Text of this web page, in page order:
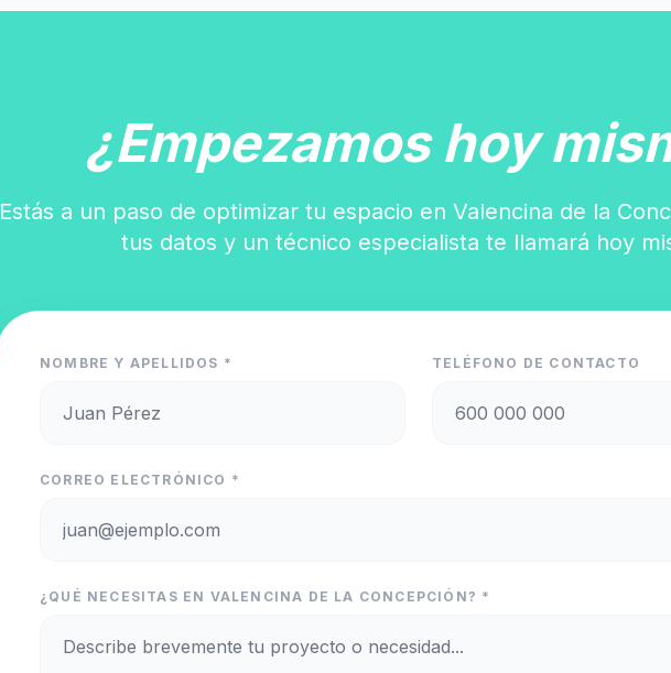
¿Empezamos hoy
Estás a un paso de optimizar tu espacio en Valencina de la
tus datos y un técnico especialista te llamará hoy
NOMBRE Y APELLIDOS * TELÉFONO DE CONTACTO
CORREO ELECTRÓNICO *
¿QUÉ NECESITAS EN VALENCINA DE LA CONCEPCIÓN? *